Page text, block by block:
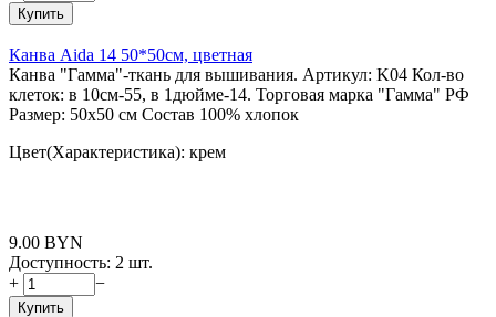
Купить
Канва Aida 14 50*50см, цветная
Канва "Гамма"-ткань для вышивания. Артикул: K04 Кол-во
клеток: в 10см-55, в 1дюйме-14. Торговая марка "Гамма" РФ
Размер: 50x50 см Состав 100% хлопок
Цвет(Характеристика): крем
9.00 BYN
Доступность: 2 шт.
+
−
Купить